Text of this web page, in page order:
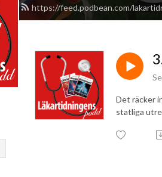
https://feed.podbean.com/
Det räcker
statliga